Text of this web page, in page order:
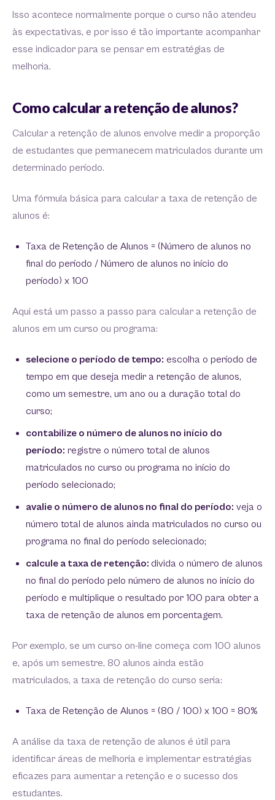
Isso acontece normalmente porque o curso não atendeu
às expectativas, e por isso é tão importante acompanhar
esse indicador para se pensar em estratégias de
melhoria.
Como calcular a retenção de alunos?
Calcular a retenção de alunos envolve medir a proporção
de estudantes que permanecem matriculados durante um
determinado período.
Uma fórmula básica para calcular a taxa de retenção de
alunos é:
Taxa de Retenção de Alunos = (Número de alunos no
final do período / Número de alunos no início do
período) x 100
Aqui está um passo a passo para calcular a retenção de
alunos em um curso ou programa:
selecione o período de tempo: escolha o período de
tempo em que deseja medir a retenção de alunos,
como um semestre, um ano ou a duração total do
curso;
contabilize o número de alunos no início do
período: registre o número total de alunos
matriculados no curso ou programa no início do
período selecionado;
avalie o número de alunos no final do período: veja o
número total de alunos ainda matriculados no curso ou
programa no final do período selecionado;
calcule a taxa de retenção: divida o número de alunos
no final do período pelo número de alunos no início do
período e multiplique o resultado por 100 para obter a
taxa de retenção de alunos em porcentagem.
Por exemplo, se um curso on-line começa com 100 alunos
e, após um semestre, 80 alunos ainda estão
matriculados, a taxa de retenção do curso seria:
Taxa de Retenção de Alunos = (80 / 100) x 100 = 80%
A análise da taxa de retenção de alunos é útil para
identificar áreas de melhoria e implementar estratégias
eficazes para aumentar a retenção e o sucesso dos
estudantes.